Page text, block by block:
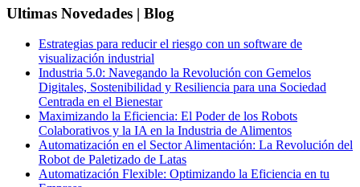
Ultimas Novedades | Blog
Estrategias para reducir el riesgo con un software de
visualización industrial
Industria 5.0: Navegando la Revolución con Gemelos
Digitales, Sostenibilidad y Resiliencia para una Sociedad
Centrada en el Bienestar
Maximizando la Eficiencia: El Poder de los Robots
Colaborativos y la IA en la Industria de Alimentos
Automatización en el Sector Alimentación: La Revolución del
Robot de Paletizado de Latas
Automatización Flexible: Optimizando la Eficiencia en tu